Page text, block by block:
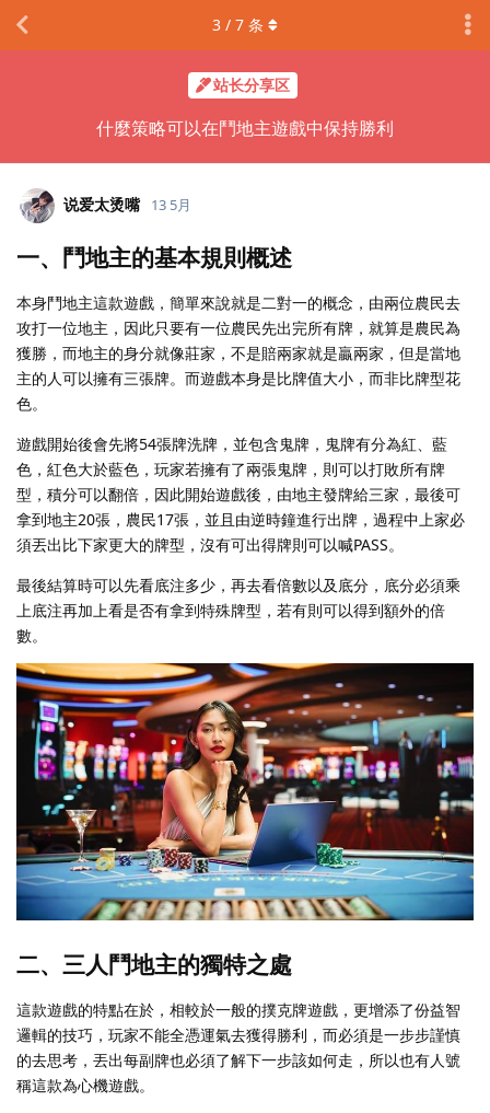
站长分享区
什麼策略可以在鬥地主遊戲中保持勝利
3 / 7 条
说爱太烫嘴 13 5月
一、鬥地主的基本規則概述
本身鬥地主這款遊戲，簡單來說就是二對一的概念，由兩位農民去
攻打一位地主，因此只要有一位農民先出完所有牌，就算是農民為
獲勝，而地主的身分就像莊家，不是賠兩家就是贏兩家，但是當地
主的人可以擁有三張牌。而遊戲本身是比牌值大小，而非比牌型花
色。
遊戲開始後會先將54張牌洗牌，並包含鬼牌，鬼牌有分為紅、藍
色，紅色大於藍色，玩家若擁有了兩張鬼牌，則可以打敗所有牌
型，積分可以翻倍，因此開始遊戲後，由地主發牌給三家，最後可
拿到地主20張，農民17張，並且由逆時鐘進行出牌，過程中上家必
須丟出比下家更大的牌型，沒有可出得牌則可以喊PASS。
最後結算時可以先看底注多少，再去看倍數以及底分，底分必須乘
上底注再加上看是否有拿到特殊牌型，若有則可以得到額外的倍
數。
二、三人鬥地主的獨特之處
這款遊戲的特點在於，相較於一般的撲克牌遊戲，更增添了份益智
邏輯的技巧，玩家不能全憑運氣去獲得勝利，而必須是一步步謹慎
的去思考，丟出每副牌也必須了解下一步該如何走，所以也有人號
稱這款為心機遊戲。